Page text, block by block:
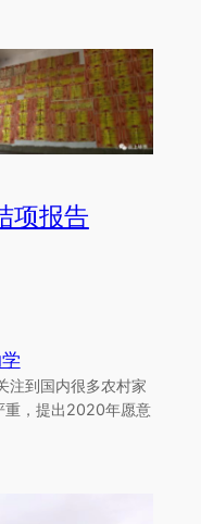
项报告
注到国内很多农村家
重，提出2020年愿意